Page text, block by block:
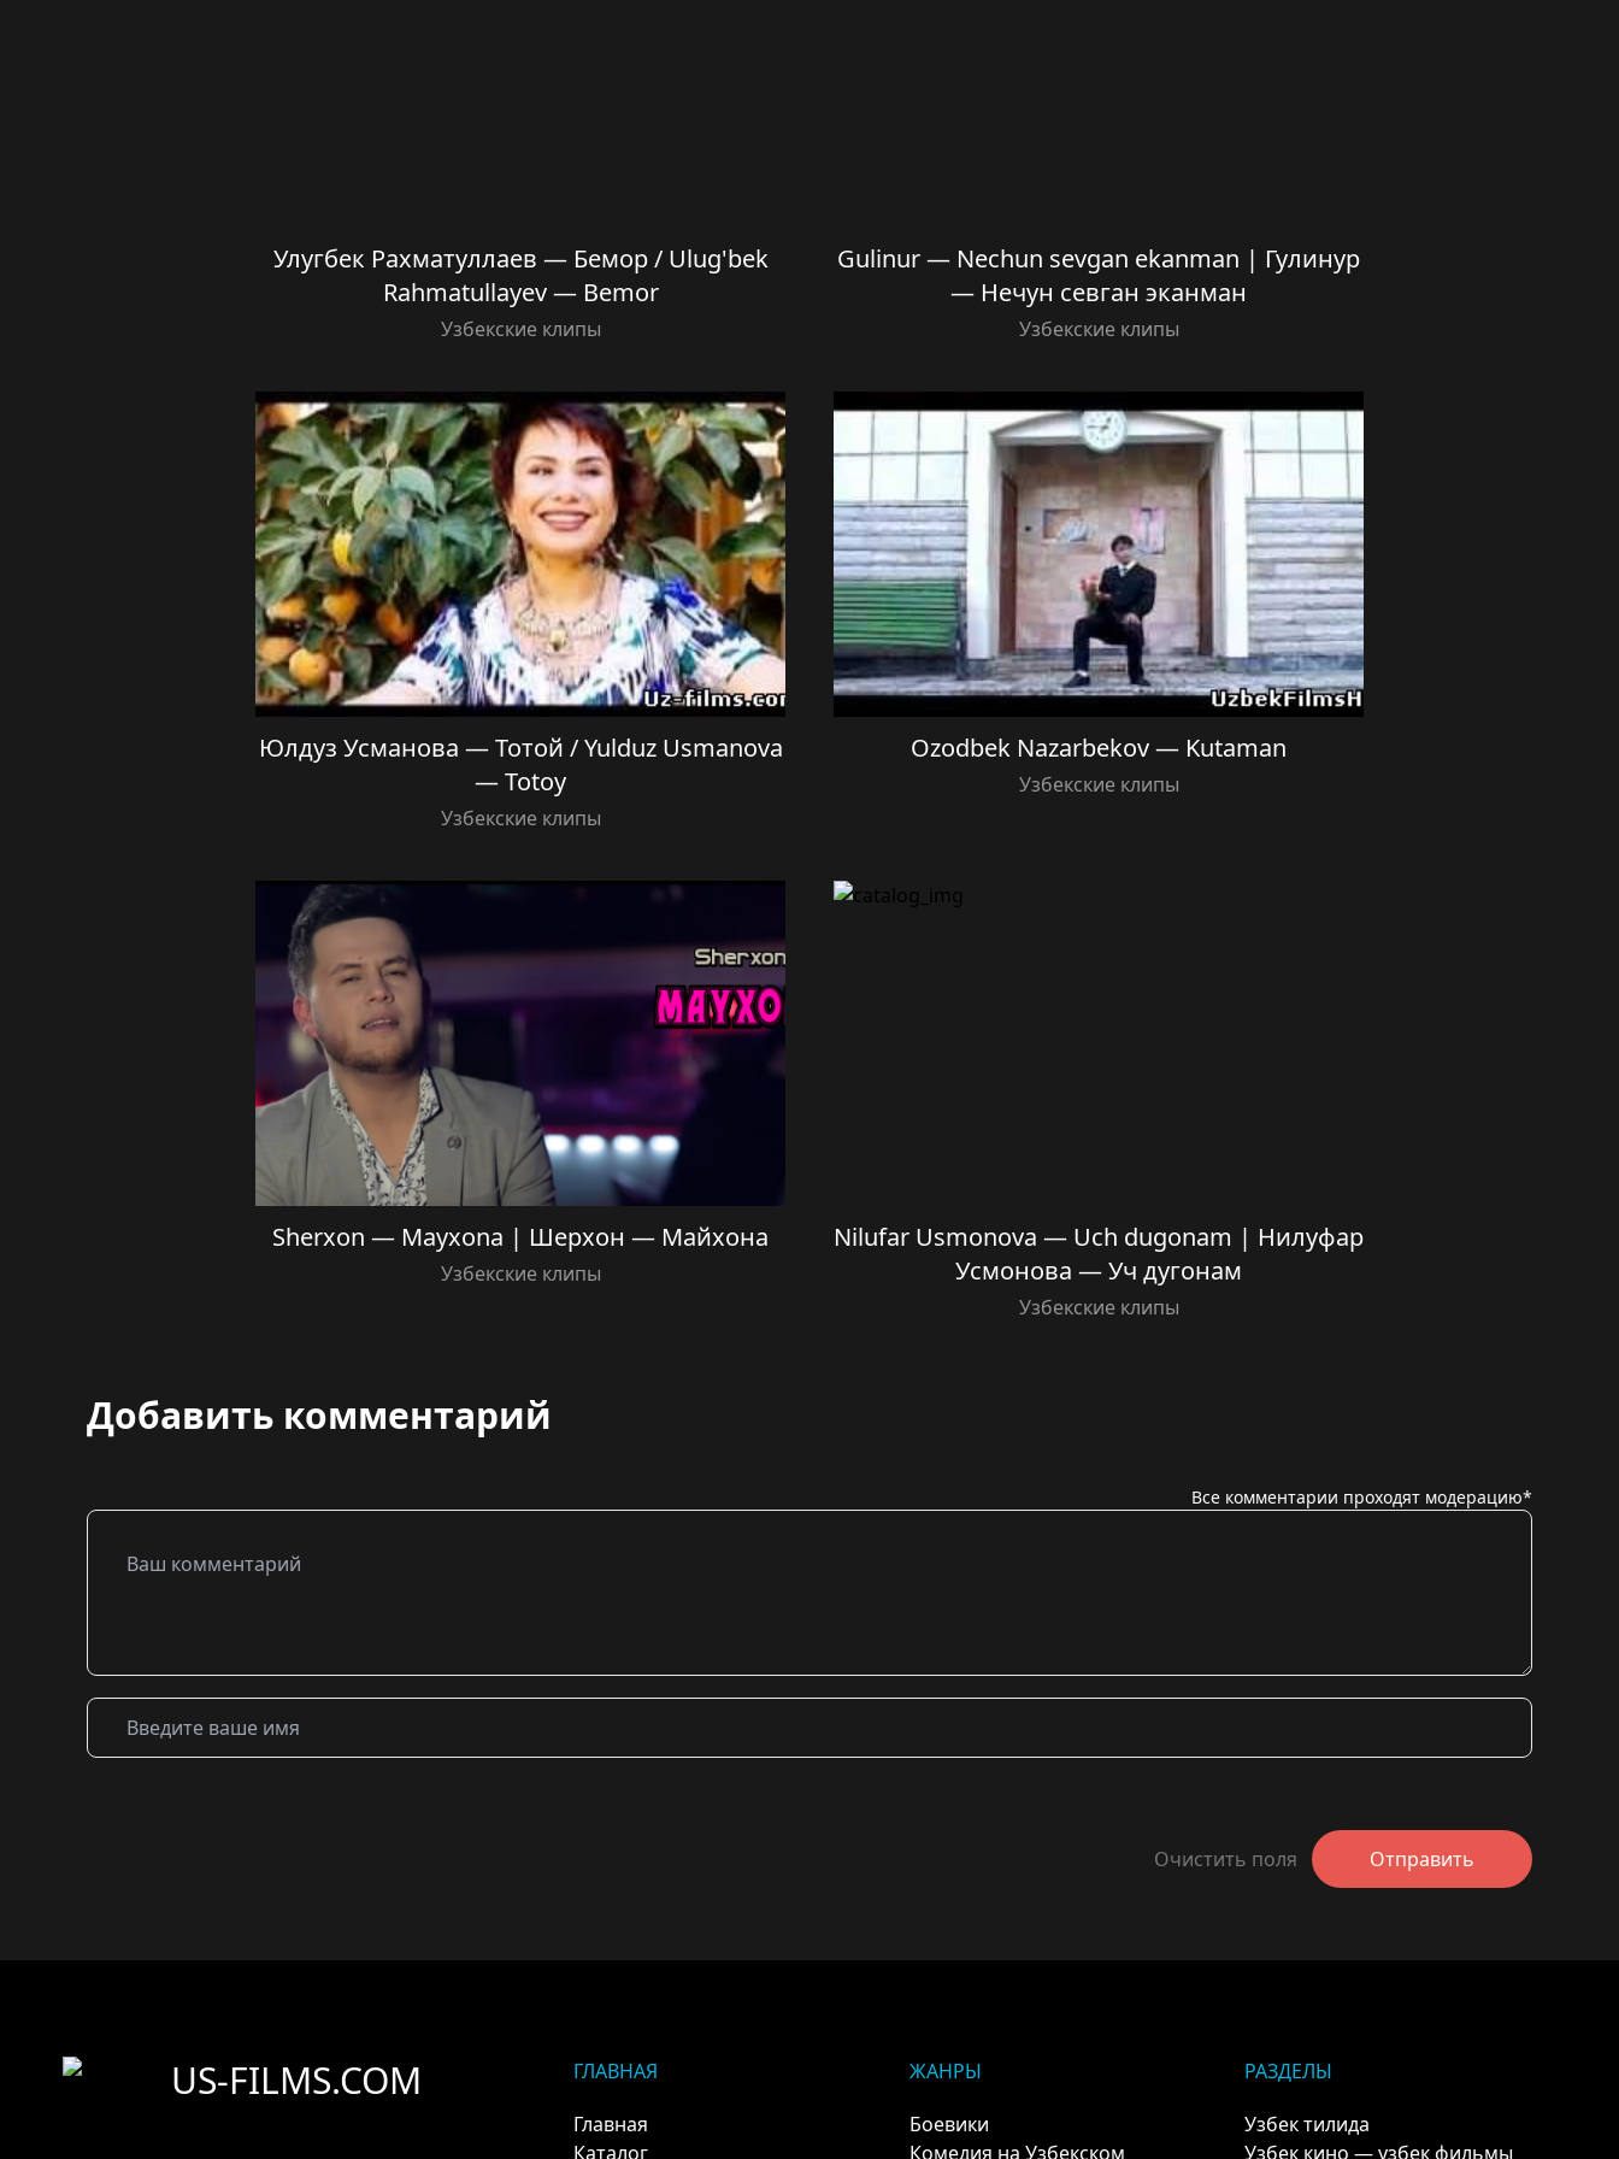
Улугбек Рахматуллаев — Бемор / Ulug'bek
Rahmatullayev — Bemor
Узбекские клипы
Gulinur — Nechun sevgan ekanman | Гулинур
— Нечун севган эканман
Узбекские клипы
Юлдуз Усманова — Тотой / Yulduz Usmanova
— Totoy
Узбекские клипы
Ozodbek Nazarbekov — Kutaman
Узбекские клипы
Sherxon — Mayxona | Шерхон — Майхона
Узбекские клипы
Nilufar Usmonova — Uch dugonam | Нилуфар
Усмонова — Уч дугонам
Узбекские клипы
Добавить комментарий
Все комментарии проходят модерацию*
Очистить поля Отправить
US-FILMS.COM
ГЛАВНАЯ
Главная
Каталог
ЖАНРЫ
Боевики
Комедия на Узбекском
РАЗДЕЛЫ
Узбек тилида
Узбек кино — узбек фильмы